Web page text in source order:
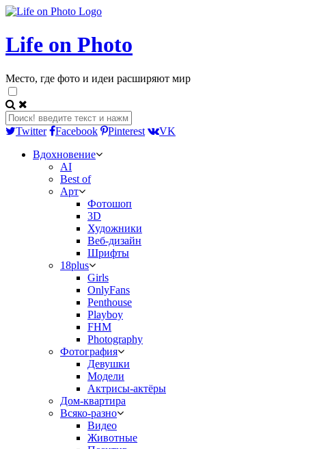
Life on Photo
Место, где фото и идеи расширяют мир
Twitter Facebook Pinterest
VK
Вдохновение
AI
Best of
Арт
Фотошоп
3D
Художники
Веб-дизайн
Шрифты
18plus
Girls
OnlyFans
Penthouse
Playboy
FHM
Photography
Фотография
Девушки
Модели
Актрисы-актёры
Дом-квартира
Всяко-разно
Видео
Животные